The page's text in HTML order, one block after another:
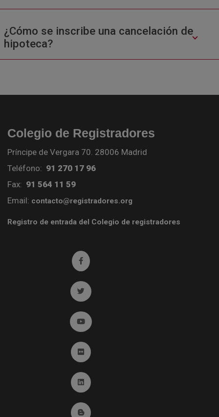
¿Cómo se inscribe una cancelación de
hipoteca?
Colegio de Registradores
Príncipe de Vergara 70. 28006 Madrid
Teléfono: 91 270 17 96
Fax: 91 564 11 59
Email: contacto@registradores.org
Registro de entrada del Colegio de registradores
Ir a facebook (abre en ventana nueva)
Ir a twitter (abre en ventana nueva)
Ir a YouTube (abre en ventana nueva)
Ir a Flickr (abre en ventana nueva)
Ir a Linkedin (abre en ventana nueva)
Ir al Blog (abre en ventana nueva)